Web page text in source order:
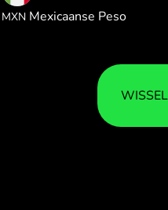
MXN Mexicaanse Peso